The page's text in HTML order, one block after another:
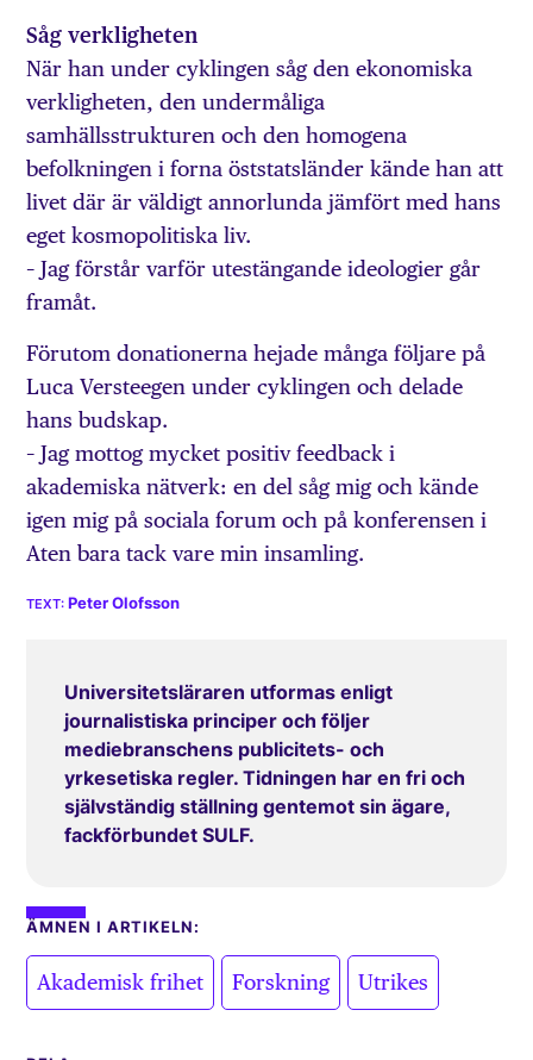
Såg verkligheten
När han under cyklingen såg den ekonomiska
verkligheten, den undermåliga
samhällsstrukturen och den homogena
befolkningen i forna öststatsländer kände han att
livet där är väldigt annorlunda jämfört med hans
eget kosmopolitiska liv.
– Jag förstår varför utestängande ideologier går
framåt.
Förutom donationerna hejade många följare på
Luca Versteegen under cyklingen och delade
hans budskap.
– Jag mottog mycket positiv feedback i
akademiska nätverk: en del såg mig och kände
igen mig på sociala forum och på konferensen i
Aten bara tack vare min insamling.
Peter Olofsson
Universitetsläraren utformas enligt
journalistiska principer och följer
mediebranschens publicitets- och
yrkesetiska regler. Tidningen har en fri och
självständig ställning gentemot sin ägare,
fackförbundet SULF.
ÄMNEN I ARTIKELN:
Akademisk frihet Forskning Utrikes